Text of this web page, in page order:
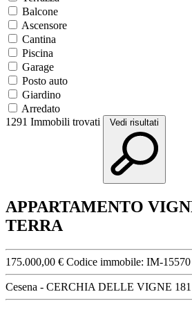
Balcone
Ascensore
Cantina
Piscina
Garage
Posto auto
Giardino
Arredato
1291 Immobili trovati Vedi risultati
APPARTAMENTO
TERRA
175.000,00 € Codice immobile: IM-15570
Cesena - CERCHIA DELLE VIGNE 181